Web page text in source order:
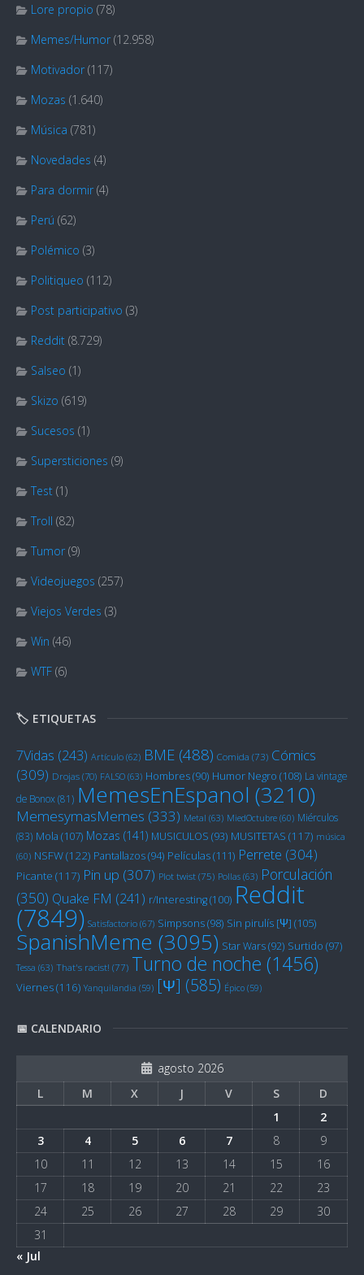
Lore propio (78)
Memes/Humor (12.958)
Motivador (117)
Mozas (1.640)
Música (781)
Novedades (4)
Para dormir (4)
Perú (62)
Polémico (3)
Politiqueo (112)
Post participativo (3)
Reddit (8.729)
Salseo (1)
Skizo (619)
Sucesos (1)
Supersticiones (9)
Test (1)
Troll (82)
Tumor (9)
Videojuegos (257)
Viejos Verdes (3)
Win (46)
WTF (6)
🏷️ ETIQUETAS
7Vidas (243) Artículo (62) BME (488) Comida (73) Cómics
(309) Drojas (70) FALSO (63) Hombres(90) Humor Negro (108) La vintage
de Bonox(81) MemesEnEspanol (3210)
MemesymasMemes (333) Metal (63) MiedOctubre (60) Miérculos
(83) Mola (107) Mozas (141) MUSICULOS (93) MUSITETAS (117) música
(60) NSFW(122) Pantallazos(94) Películas(111) Perrete (304)
Picante (117) Pin up (307) Plot twist (75) Pollas (63) Porculación
(350) Quake FM (241) r/Interesting(100) Reddit
(7849) Satisfactorio (67) Simpsons(98) Sin pirulís [Ψ] (105)
SpanishMeme (3095) Star Wars(92) Surtido (97)
Tessa (63) That's racist! (77) Turno de noche (1456)
Viernes(116) Yanquilandia (59) [Ψ] (585) Épico (59)
📅 CALENDARIO
agosto 2026
L
M X J V S
D
1
2
3
4 5 6 7 8
9
10
11 12 13 14 15
16
17
18 19 20 21 22
23
24
25 26 27 28 29
30
31
« Jul